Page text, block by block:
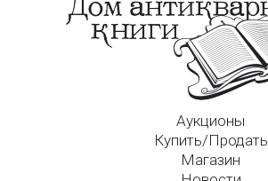
Аукционы
Купить/Продать
Магазин